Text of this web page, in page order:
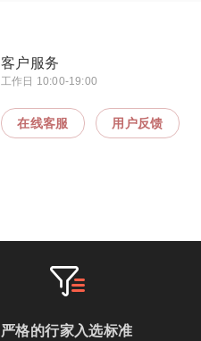
客户服务
工作日 10:00-19:00
在线客服 用户反馈
严格的行家入选标准